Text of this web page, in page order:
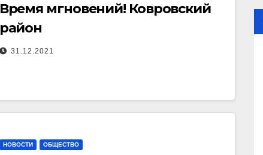
Время мгновений! Ковровский
район
31.12.2021
НОВОСТИ ОБЩЕСТВО